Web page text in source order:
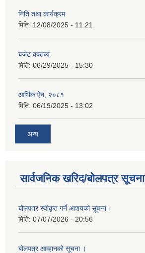
निति तथा कार्यक्रम
मिति: 12/08/2025 - 11:21
बजेट बक्तव्य
मिति: 06/29/2025 - 15:30
आर्थिक ऐन, २०८१
मिति: 06/19/2025 - 13:02
अन्य
सार्वजनिक खरिद/बोलपत्र सूचना
बोलपत्र स्वीकृत गर्ने आशयको सूचना।
मिति: 07/07/2026 - 20:56
बोलपत्र आव्हानको सूचना ।